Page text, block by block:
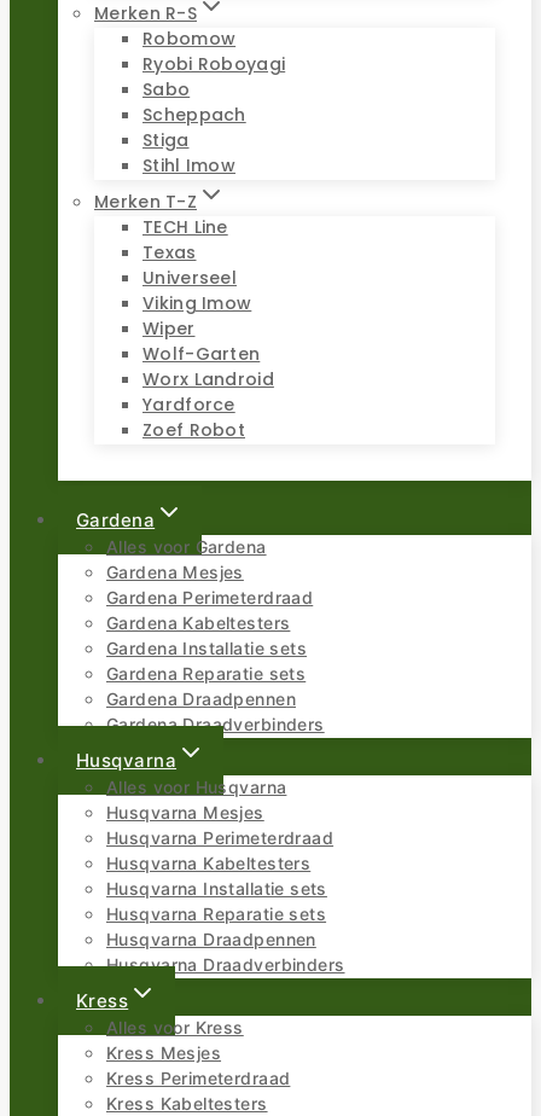
Merken R-S
Robomow
Ryobi Roboyagi
Sabo
Scheppach
Stiga
Stihl Imow
Merken T-Z
TECH Line
Texas
Universeel
Viking Imow
Wiper
Wolf-Garten
Worx Landroid
Yardforce
Zoef Robot
Gardena
Alles voor Gardena
Gardena Mesjes
Gardena Perimeterdraad
Gardena Kabeltesters
Gardena Installatie sets
Gardena Reparatie sets
Gardena Draadpennen
Gardena Draadverbinders
Husqvarna
Alles voor Husqvarna
Husqvarna Mesjes
Husqvarna Perimeterdraad
Husqvarna Kabeltesters
Husqvarna Installatie sets
Husqvarna Reparatie sets
Husqvarna Draadpennen
Husqvarna Draadverbinders
Kress
Alles voor Kress
Kress Mesjes
Kress Perimeterdraad
Kress Kabeltesters